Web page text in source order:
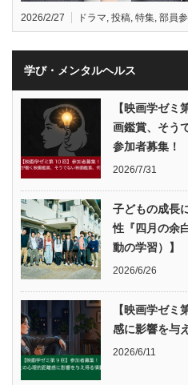
2026/2/27 ドラマ, 投稿, 特集, 部員
学び・メンタルヘルス
【映画学ゼミ
画鑑賞、そう
参加者募集！
2026/7/31
子どもの成長
性『四月の余
動の学習）】
2026/6/26
【映画学ゼミ
感に影響を与
2026/6/11